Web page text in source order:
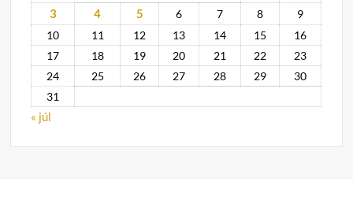
3
4 5 6 7 8
9
10
11 12 13 14 15
16
17
18 19 20 21 22
23
24
25 26 27 28 29
30
31
« júl